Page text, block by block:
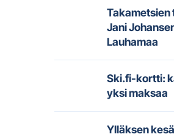
Takametsien
Jani
Lauhamaa
Ski.fi-kortti:
yksi maksaa
Ylläksen